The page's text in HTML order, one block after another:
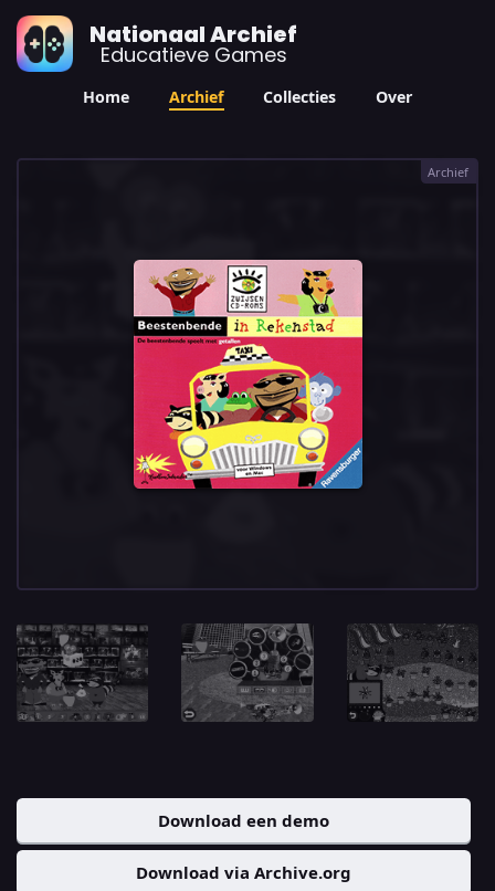
Nationaal Archief
Educatieve Games
Home Archief Collecties Over
Archief
Download een demo
Download via Archive.org